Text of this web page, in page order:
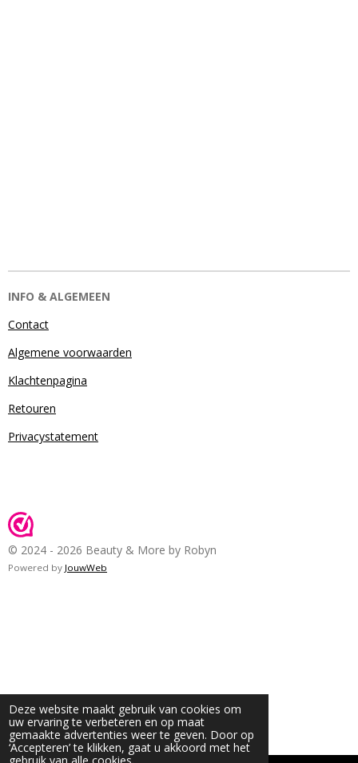
Deze website maakt gebruik van cookies om
uw ervaring te verbeteren en op maat
gemaakte advertenties weer te geven. Door op
‘Accepteren’ te klikken, gaat u akkoord met het
INFO & ALGEMEEN
Contact
Algemene voorwaarden
Klachtenpagina
Retouren
Privacystatement
© 2024 - 2026 Beauty & More by Robyn
Powered by JouwWeb